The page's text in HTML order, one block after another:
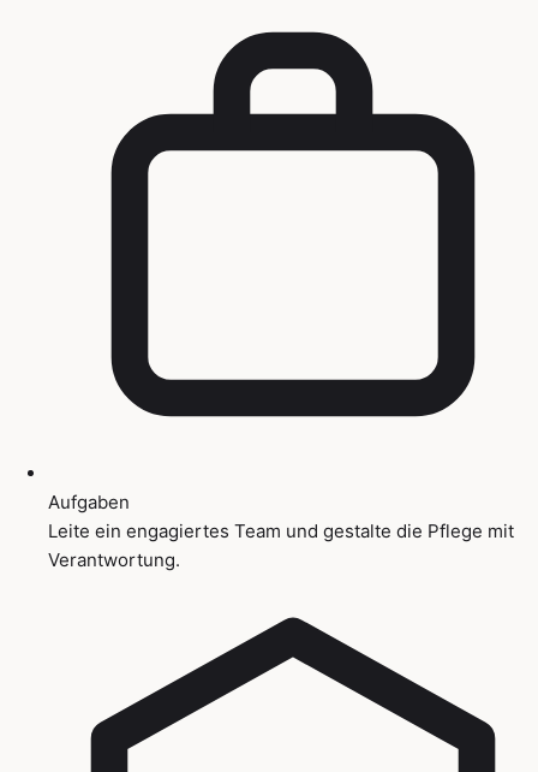
Aufgaben
Leite ein engagiertes Team und gestalte die Pflege mit
Verantwortung.